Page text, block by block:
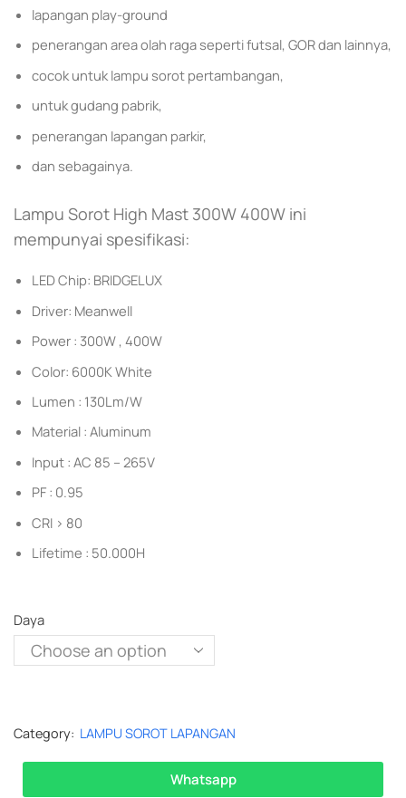
lapangan play-ground
penerangan area olah raga seperti futsal, GOR dan lainnya,
cocok untuk lampu sorot pertambangan,
untuk gudang pabrik,
penerangan lapangan parkir,
dan sebagainya.
Lampu Sorot High Mast 300W 400W ini
mempunyai spesifikasi:
LED Chip: BRIDGELUX
Driver: Meanwell
Power : 300W , 400W
Color: 6000K White
Lumen : 130Lm/W
Material : Aluminum
Input : AC 85 – 265V
PF : 0.95
CRI > 80
Lifetime : 50.000H
Daya
Category: LAMPU SOROT LAPANGAN
Whatsapp